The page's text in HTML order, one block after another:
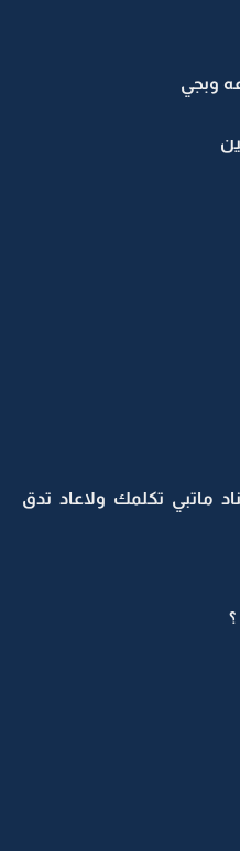
وبجي
ماتبي تكلمك ولاعاد تدق